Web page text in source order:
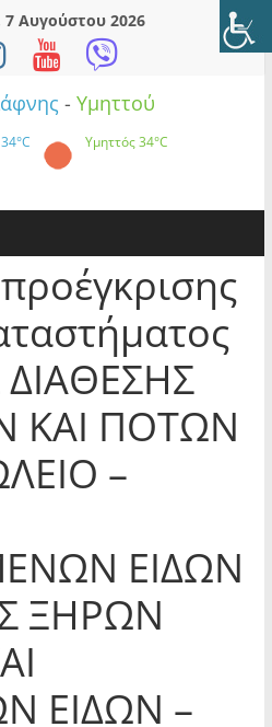
Αυγούστου 2026
- Υμηττού
34°C Υμηττός34°C
ΔΙΑΘΕΣΗΣ
ΚΑΙ ΠΟΤΩΝ
–
ΕΙΔΩΝ
ΞΗΡΩΝ
ΕΙΔΩΝ –